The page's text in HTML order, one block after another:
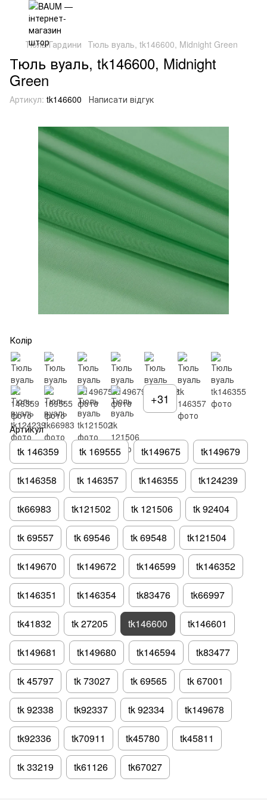
Тюль/Гардини Тюль вуаль, tk146600, Midnight Green
Тюль вуаль, tk146600, Midnight
Green
Артикул: tk146600 Написати відгук
Колір
+31
Артикул
tk 146359 tk 169555 tk149675 tk149679
tk146358 tk 146357 tk146355 tk124239
tk66983 tk121502 tk 121506 tk 92404
tk 69557 tk 69546 tk 69548 tk121504
tk149670 tk149672 tk146599 tk146352
tk146351 tk146354 tk83476 tk66997
tk41832 tk 27205 tk146600 tk146601
tk149681 tk149680 tk146594 tk83477
tk 45797 tk 73027 tk 69565 tk 67001
tk 92338 tk92337 tk 92334 tk149678
tk92336 tk70911 tk45780 tk45811
tk 33219 tk61126 tk67027